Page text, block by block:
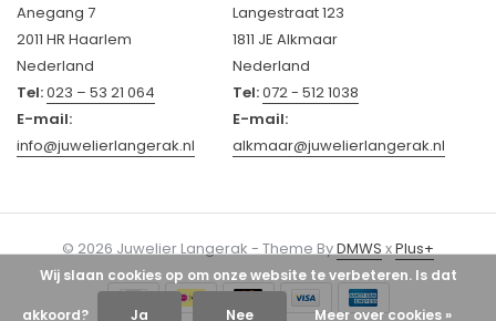
Anegang 7
2011 HR Haarlem
Nederland
Tel:023 – 53 21 064
E-mail:
info@juwelierlangerak.nl
Langestraat 123
1811 JE Alkmaar
Nederland
Tel:072 - 512 1038
E-mail:
alkmaar@juwelierlangerak.nl
© 2026 Juwelier Langerak - Theme ByDMWSxPlus+
Wij slaan cookies op om onze website te verbeteren. Is dat
akkoord? Ja Nee Meer over cookies »